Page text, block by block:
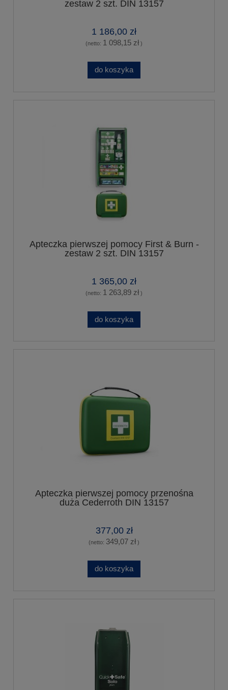
zestaw 2 szt. DIN 13157
1 186,00 zł
(netto: 1 098,15 zł )
do koszyka
Apteczka pierwszej pomocy First & Burn -
zestaw 2 szt. DIN 13157
1 365,00 zł
(netto: 1 263,89 zł )
do koszyka
Apteczka pierwszej pomocy przenośna
duża Cederroth DIN 13157
377,00 zł
(netto: 349,07 zł )
do koszyka